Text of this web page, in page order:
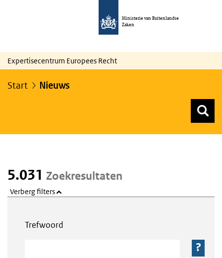
Ministerie van Buitenlandse
Zaken
Expertisecentrum Europees Recht
Start Nieuws
5.031 Zoekresultaten
Verberg filters
Trefwoord